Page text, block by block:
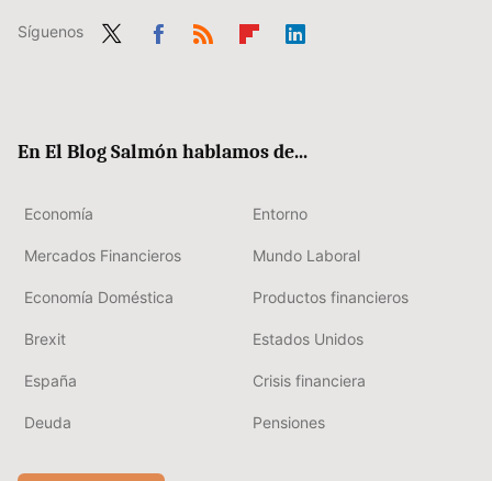
Síguenos
En El Blog Salmón hablamos de...
Economía Entorno
Mercados Financieros Mundo Laboral
Economía Doméstica Productos financieros
Brexit Estados Unidos
España Crisis financiera
Deuda Pensiones